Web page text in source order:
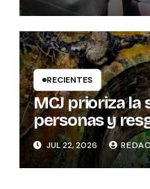
RECIENTES
MCJ prioriza la
personas y
memoria
sobre el río
JUL 22, 2026